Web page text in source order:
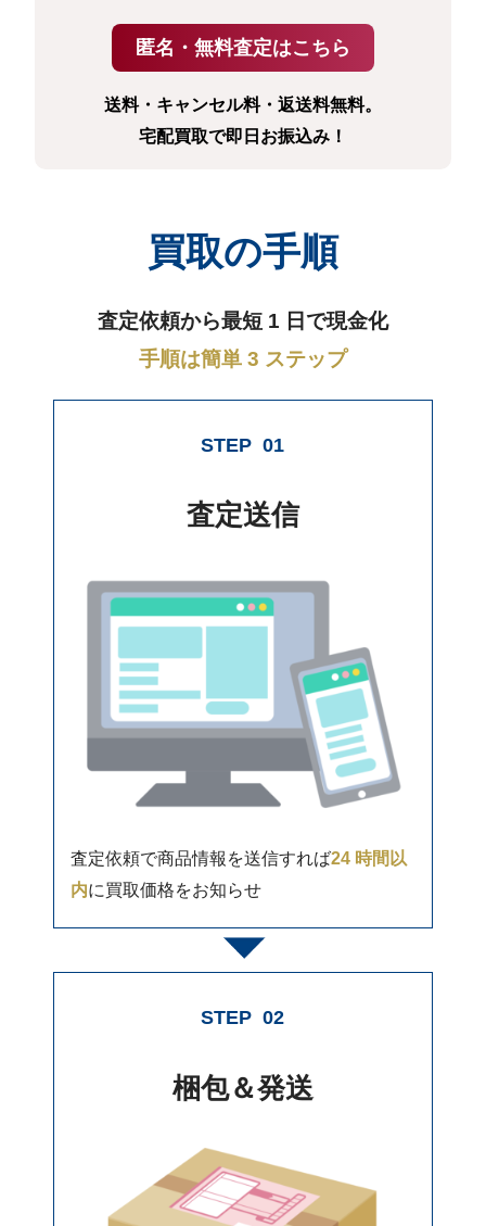
送料・キャンセル料・返送料無料。
宅配買取で即日お振込み！
買取の手順
査定依頼から最短 1 日で現金化
手順は簡単 3 ステップ
STEP 01
査定送信
査定依頼で商品情報を送信すれば24 時間以
内に買取価格をお知らせ
STEP 02
梱包＆発送